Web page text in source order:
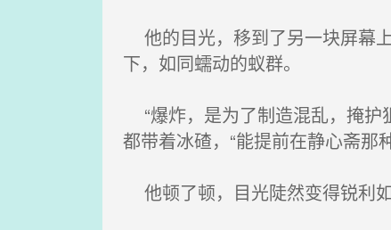
他的目光，移到了另一块屏幕
下，如同蠕动的蚁群。
“爆炸，是为了制造混乱，掩护
都带着冰碴，“能提前在静心斋
他顿了顿，目光陡然变得锐利